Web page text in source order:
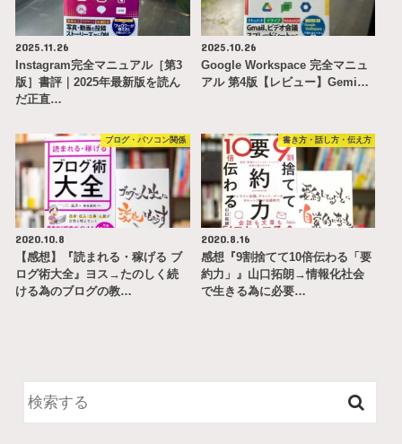
2025.11.26
Instagram完全マニュアル［第3
版］書評｜2025年最新版を読ん
だ正直…
2025.10.26
Google Workspace 完全マニュ
アル 第4版【レビュー】Gemi…
ブログ・パソコン関係
2020.10.8
【感想】『読まれる・稼げる ブ
ログ術大全』ヨス→たのしく続
ける為のブログの教…
書き方・話し方・伝え方
2020.8.16
感想『9割捨てて10倍伝わる「要
約力」』山口拓朗→情報化社会
で生きる為に必要…